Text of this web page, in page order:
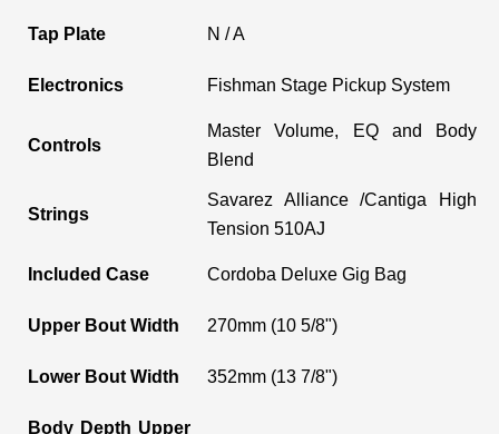
Tap Plate N / A
Electronics Fishman Stage Pickup System
Controls
Master Volume, EQ and Body
Blend
Strings
Savarez Alliance /Cantiga High
Tension 510AJ
Included Case Cordoba Deluxe Gig Bag
Upper Bout Width 270mm (10 5/8")
Lower Bout Width 352mm (13 7/8")
Body Depth Upper